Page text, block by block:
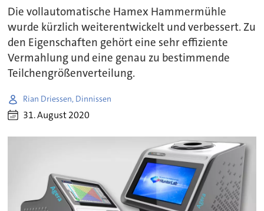
Die vollautomatische Hamex Hammermühle
wurde kürzlich weiterentwickelt und verbessert. Zu
den Eigenschaften gehört eine sehr effiziente
Vermahlung und eine genau zu bestimmende
Teilchengrößenverteilung.
Rian Driessen, Dinnissen
31. August 2020